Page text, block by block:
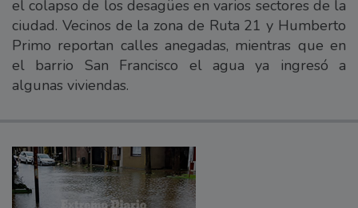
el colapso de los desagües en varios sectores de la
ciudad. Vecinos de la zona de Ruta 21 y Humberto
Primo reportan calles anegadas, mientras que en
el barrio San Francisco el agua ya ingresó a
algunas viviendas.